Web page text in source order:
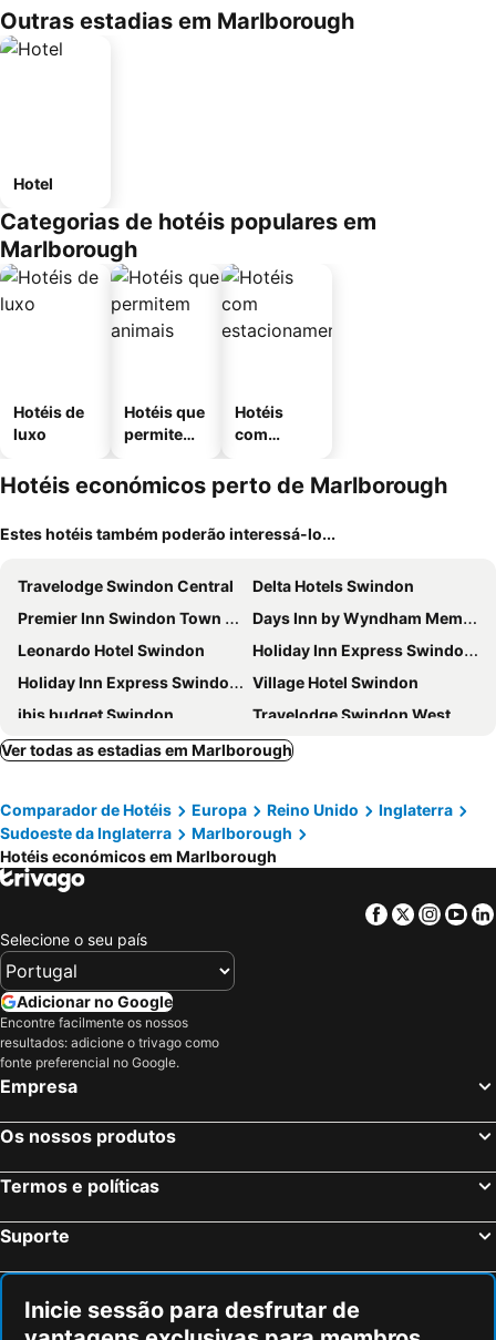
Outras estadias em Marlborough
Hotel
Categorias de hotéis populares em
Marlborough
Hotéis de
luxo
Hotéis que
permitem
Hotéis
com
mento
Hotéis económicos perto de Marlborough
Estes hotéis também poderão interessá-lo...
Travelodge Swindon Central
Delta Hotels Swindon
Premier Inn Swindon Town Centre hotel
Days Inn by Wyndham Membury M4
Leonardo Hotel Swindon
Holiday Inn Express Swindon West by IHG
Holiday Inn Express Swindon City Centre By Ihg
Village Hotel Swindon
ibis budget Swindon
Travelodge Swindon West
The Angel Hotel
The Bear Marlborough
Holiday Inn Swindon by IHG
The Bear Hotel by Greene King Inns
Swandown Hotel
Travelodge Swindon
DoubleTree by Hilton Swindon
Ver todas as estadias em Marlborough
Comparador de Hotéis Europa Reino Unido
Inglaterra
Sudoeste da Inglaterra
Marlborough
Hotéis económicos em Marlborough
Facebook
Twitter
Selecione o seu país
Adicionar no Google
Encontre facilmente os nossos
resultados: adicione o trivago como
fonte preferencial no Google.
Empresa
Os nossos produtos
Termos e políticas
Suporte
Inicie sessão para desfrutar de